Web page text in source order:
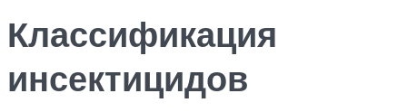
Классификация
инсектицидов